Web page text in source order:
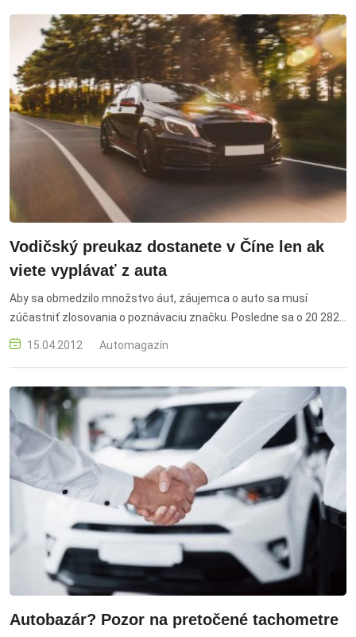
Vodičský preukaz dostanete v Číne len ak
viete vyplávať z auta
Aby sa obmedzilo množstvo áut, záujemca o auto sa musí
zúčastniť zlosovania o poznávaciu značku. Posledne sa o 20 282
značiek uchádzalo 970 tisíc obyvateľov.
15.04.2012 Automagazín
Autobazár? Pozor na pretočené tachometre